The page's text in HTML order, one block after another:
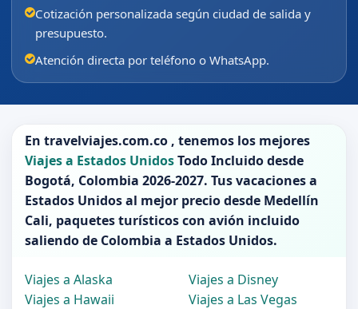
Cotización personalizada según ciudad de salida y
presupuesto.
Atención directa por teléfono o WhatsApp.
En travelviajes.com.co , tenemos los mejores
Viajes a Estados Unidos Todo Incluido desde
Bogotá, Colombia 2026-2027. Tus vacaciones a
Estados Unidosal mejor precio desde Medellín
Cali, paquetes turísticos con avión incluido
saliendo de Colombia a Estados Unidos.
Viajes a Alaska
Viajes a Disney
Viajes a Hawaii
Viajes a Las Vegas